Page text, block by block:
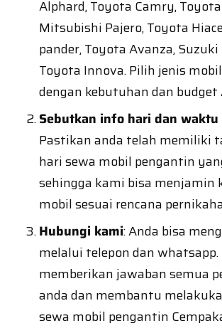
Alphard, Toyota Camry,
Mitsubishi Pajero, Toyota
pander, Toyota Avanza,
Toyota Innova. Pilih jenis
dengan kebutuhan dan budget
Sebutkan info hari dan waktu
Pastikan anda telah memiliki
hari sewa mobil pengantin
sehingga kami bisa menjamin
mobil sesuai rencana
Hubungi kami: Anda bisa
melalui telepon dan
memberikan jawaban semua
anda dan membantu
sewa mobil pengantin